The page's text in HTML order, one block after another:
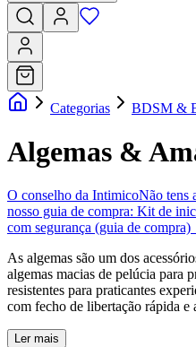
Categorias BDSM &
Algemas &
O conselho da IntimicoNão tens
nosso guia de compra: Kit de
com segurança (guia de compra)
As algemas são um dos
algemas macias de pelúcia para
resistentes para praticantes
com fecho de libertação rápida e
Ler mais